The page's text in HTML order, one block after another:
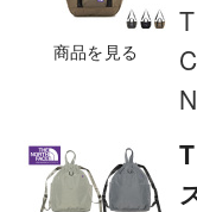
商品を見る